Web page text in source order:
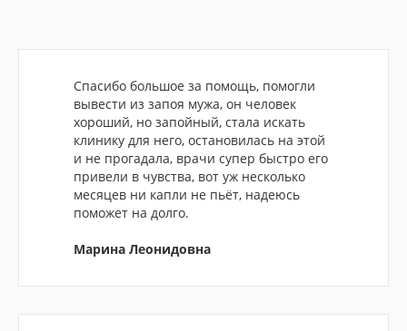
Спасибо большое за помощь, помогли
вывести из запоя мужа, он человек
хороший, но запойный, стала искать
клинику для него, остановилась на этой
и не прогадала, врачи супер быстро его
привели в чувства, вот уж несколько
месяцев ни капли не пьёт, надеюсь
поможет на долго.
Марина Леонидовна